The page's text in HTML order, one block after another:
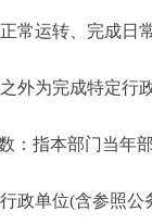
运转、完成日
为完成特定行
指本部门当年部
单位(含参照公